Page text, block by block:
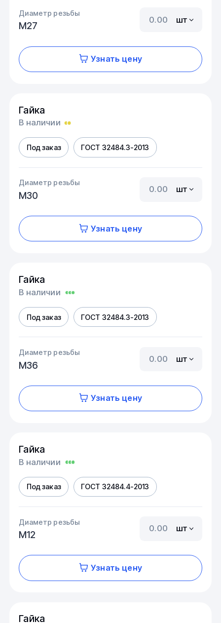
Диаметр резьбы
М27
шт
Узнать цену
Гайка
В наличии
Под заказ ГОСТ 32484.3-2013
Диаметр резьбы
М30
шт
Узнать цену
Гайка
В наличии
Под заказ ГОСТ 32484.3-2013
Диаметр резьбы
М36
шт
Узнать цену
Гайка
В наличии
Под заказ ГОСТ 32484.4-2013
Диаметр резьбы
М12
шт
Узнать цену
Гайка